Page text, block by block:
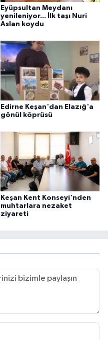
Eyüpsultan Meydanı
yenileniyor... İlk taşı Nuri
Aslan koydu
Edirne Keşan'dan Elazığ'a
gönül köprüsü
Keşan Kent Konseyi'nden
muhtarlara nezaket
ziyareti